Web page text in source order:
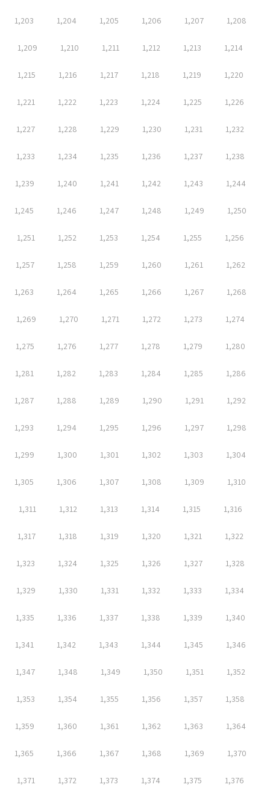
1,203 1,204 1,205 1,206 1,207 1,208
1,209 1,210 1,211 1,212 1,213 1,214
1,215 1,216 1,217 1,218 1,219 1,220
1,221 1,222 1,223 1,224 1,225 1,226
1,227 1,228 1,229 1,230 1,231 1,232
1,233 1,234 1,235 1,236 1,237 1,238
1,239 1,240 1,241 1,242 1,243 1,244
1,245 1,246 1,247 1,248 1,249 1,250
1,251 1,252 1,253 1,254 1,255 1,256
1,257 1,258 1,259 1,260 1,261 1,262
1,263 1,264 1,265 1,266 1,267 1,268
1,269 1,270 1,271 1,272 1,273 1,274
1,275 1,276 1,277 1,278 1,279 1,280
1,281 1,282 1,283 1,284 1,285 1,286
1,287 1,288 1,289 1,290 1,291 1,292
1,293 1,294 1,295 1,296 1,297 1,298
1,299 1,300 1,301 1,302 1,303 1,304
1,305 1,306 1,307 1,308 1,309 1,310
1,311 1,312 1,313 1,314 1,315 1,316
1,317 1,318 1,319 1,320 1,321 1,322
1,323 1,324 1,325 1,326 1,327 1,328
1,329 1,330 1,331 1,332 1,333 1,334
1,335 1,336 1,337 1,338 1,339 1,340
1,341 1,342 1,343 1,344 1,345 1,346
1,347 1,348 1,349 1,350 1,351 1,352
1,353 1,354 1,355 1,356 1,357 1,358
1,359 1,360 1,361 1,362 1,363 1,364
1,365 1,366 1,367 1,368 1,369 1,370
1,371 1,372 1,373 1,374 1,375 1,376